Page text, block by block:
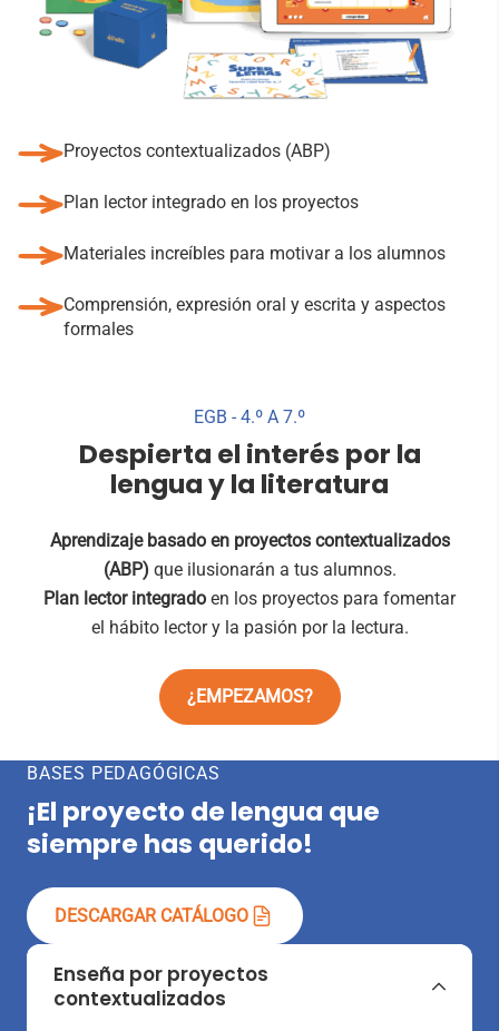
Proyectos contextualizados (ABP)
Plan lector integrado en los proyectos
Materiales increíbles para motivar a los alumnos
Comprensión, expresión oral y escrita y aspectos
formales
EGB - 4.º A 7.º
Despierta el interés por la
lengua y la literatura
Aprendizaje basado en proyectos contextualizados
(ABP) que ilusionarán a tus alumnos.
Plan lector integrado en los proyectos para fomentar
el hábito lector y la pasión por la lectura.
¿EMPEZAMOS?
BASES PEDAGÓGICAS
¡El proyecto de lengua que
siempre has querido!
DESCARGAR CATÁLOGO
Enseña por proyectos
contextualizados